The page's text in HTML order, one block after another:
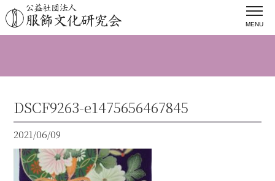
MENU
DSCF9263-e1475656467845
2021/06/09